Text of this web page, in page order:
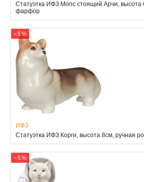
Статуэтка ИФЗ Мопс стоящий Арчи, высота
фарфор
− 5 %
ИФЗ
Статуэтка ИФЗ Корги, высота 8см, ручная
− 5 %